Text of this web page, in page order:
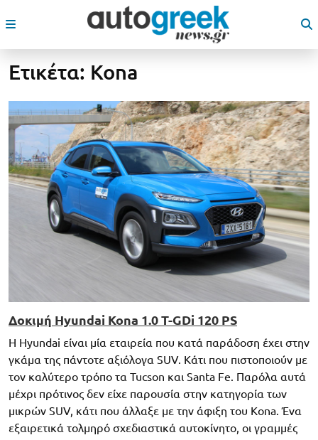
Ετικέτα: Kona
Δοκιμή Hyundai Kona 1.0 T-GDi 120 PS
Η Hyundai είναι μία εταιρεία που κατά παράδοση έχει στην
γκάμα της πάντοτε αξιόλογα SUV. Κάτι που πιστοποιούν με
τον καλύτερο τρόπο τα Tucson και Santa Fe. Παρόλα αυτά
μέχρι πρότινος δεν είχε παρουσία στην κατηγορία των
μικρών SUV, κάτι που άλλαξε με την άφιξη του Kona. Ένα
εξαιρετικά τολμηρό σχεδιαστικά αυτοκίνητο, οι γραμμές